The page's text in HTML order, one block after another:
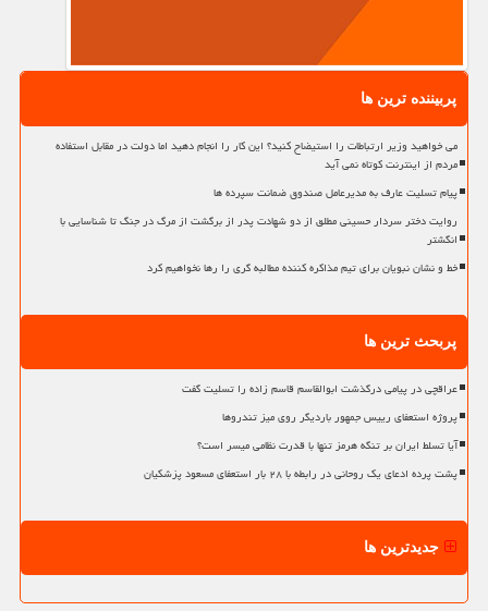
پربیننده ترین ها
می خواهید وزیر ارتباطات را استیضاح کنید؟ این کار را انجام دهید اما دولت در مقابل استفاده
مردم از اینترنت کوتاه نمی آید
پیام تسلیت عارف به مدیرعامل صندوق ضمانت سپرده ها
روایت دختر سردار حسینی مطلق از دو شهادت پدر از برگشت از مرگ در جنگ تا شناسایی با
انگشتر
خط و نشان نبویان برای تیم مذاکره کننده مطالبه گری را رها نخواهیم کرد
پربحث ترین ها
عراقچی در پیامی درگذشت ابوالقاسم قاسم زاده را تسلیت گفت
پروژه استعفای رییس جمهور باردیگر روی میز تندروها
آیا تسلط ایران بر تنگه هرمز تنها با قدرت نظامی میسر است؟
پشت پرده ادعای یک روحانی در رابطه با ۲۸ بار استعفای مسعود پزشکیان
جدیدترین ها